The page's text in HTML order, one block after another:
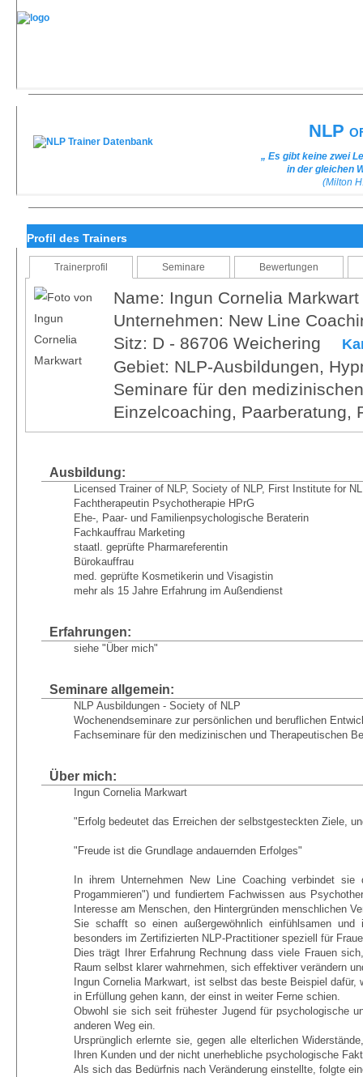
NLP
„ Es gibt keine zwei
in der gleichen
(Milton
Profil des Trainers
Trainerprofil Seminare Bewertungen
Name: Ingun Cornelia Markwart
Unternehmen: New Line
Sitz: D - 86706 Weichering
Gebiet: NLP-Ausbildungen,
Seminare für den
Einzelcoaching, Paarberatung,
Ausbildung:
Licensed Trainer of NLP, Society of NLP, First Institute for
Fachtherapeutin Psychotherapie HPrG
Ehe-, Paar- und Familienpsychologische Beraterin
Fachkauffrau Marketing
staatl. geprüfte Pharmareferentin
Bürokauffrau
med. geprüfte Kosmetikerin und Visagistin
mehr als 15 Jahre Erfahrung im Außendienst
Erfahrungen:
siehe "Über mich"
Seminare allgemein:
NLP Ausbildungen - Society of NLP
Wochenendseminare zur persönlichen und beruflichen
Fachseminare für den medizinischen und Therapeutischen
Über mich:
Ingun Cornelia Markwart
"Erfolg bedeutet das Erreichen der selbstgesteckten Ziele,
"Freude ist die Grundlage andauernden Erfolges"
In ihrem Unternehmen New Line Coaching verbindet
Progammieren") und fundiertem Fachwissen aus
Interesse am Menschen, den Hintergründen menschlichen
Sie schafft so einen außergewöhnlich einfühlsamen
besonders im Zertifizierten NLP-Practitioner speziell für
Dies trägt Ihrer Erfahrung Rechnung dass viele Frauen
Raum selbst klarer wahrnehmen, sich effektiver verändern
Ingun Cornelia Markwart, ist selbst das beste Beispiel
in Erfüllung gehen kann, der einst in weiter Ferne schien.
Obwohl sie sich seit frühester Jugend für psychologische
anderen Weg ein.
Ursprünglich erlernte sie, gegen alle elterlichen
Ihren Kunden und der nicht unerhebliche psychologische
Als sich das Bedürfnis nach Veränderung einstellte, folgte